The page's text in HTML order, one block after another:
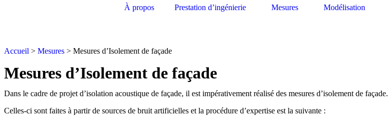
À propos Prestation d’ingénierie Mesures Modélisation
Accueil > Mesures > Mesures d’Isolement de façade
Mesures d’Isolement de façade
Dans le cadre de projet d’isolation acoustique de façade, il est impérativement réalisé des mesures d’isolement de façade.
Celles-ci sont faites à partir de sources de bruit artificielles et la procédure d’expertise est la suivante :